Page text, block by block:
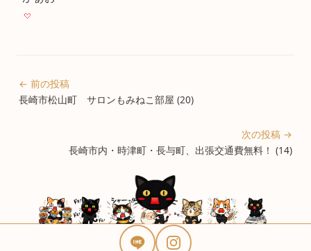
← 前の投稿
長崎市松山町 サロンもみねこ部屋 (20)
次の投稿 →
長崎市内・時津町・長与町、出張交通費無料！ (14)